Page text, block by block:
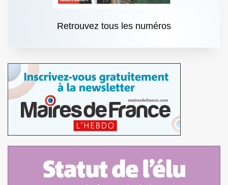
Retrouvez tous les numéros